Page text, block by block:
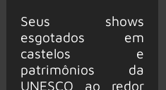
Seus shows
esgotados em
castelos e
patrimônios da
UNESCO ao redor